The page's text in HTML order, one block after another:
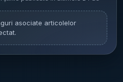
asociate articolelor